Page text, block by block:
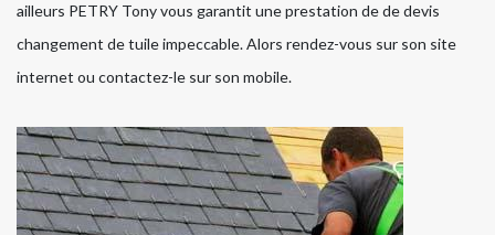
ailleurs PETRY Tony vous garantit une prestation de de devis
changement de tuile impeccable. Alors rendez-vous sur son site
internet ou contactez-le sur son mobile.